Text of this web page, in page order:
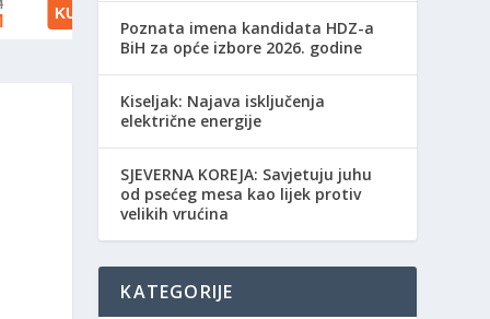
Poznata imena kandidata HDZ-a
BiH za opće izbore 2026. godine
Kiseljak: Najava isključenja
električne energije
SJEVERNA KOREJA: Savjetuju juhu
od psećeg mesa kao lijek protiv
velikih vrućina
KATEGORIJE